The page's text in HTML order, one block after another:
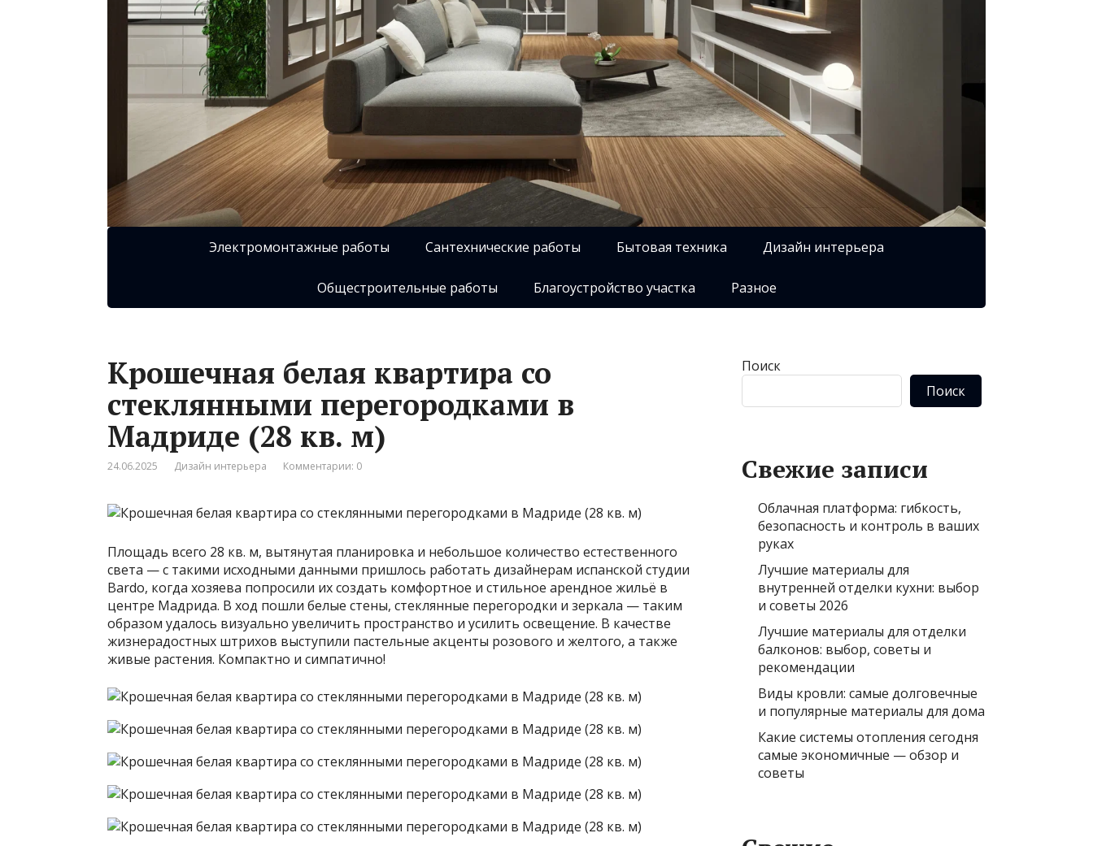
Электромонтажные работы Сантехнические работы Бытовая техника Дизайн интерьера
Общестроительные работы Благоустройство участка Разное
Крошечная белая квартира со
стеклянными перегородками в
Мадриде (28 кв. м)
24.06.2025 Дизайн интерьера Комментарии: 0
Площадь всего 28 кв. м, вытянутая планировка и небольшое количество естественного
света — с такими исходными данными пришлось работать дизайнерам испанской студии
Bardo, когда хозяева попросили их создать комфортное и стильное арендное жильё в
центре Мадрида. В ход пошли белые стены, стеклянные перегородки и зеркала — таким
образом удалось визуально увеличить пространство и усилить освещение. В качестве
жизнерадостных штрихов выступили пастельные акценты розового и желтого, а также
живые растения. Компактно и симпатично!
Поиск
Поиск
Свежие записи
Облачная платформа: гибкость,
безопасность и контроль в ваших
руках
Лучшие материалы для
внутренней отделки кухни: выбор
и советы 2026
Лучшие материалы для отделки
балконов: выбор, советы и
рекомендации
Виды кровли: самые долговечные
и популярные материалы для дома
Какие системы отопления сегодня
самые экономичные — обзор и
советы